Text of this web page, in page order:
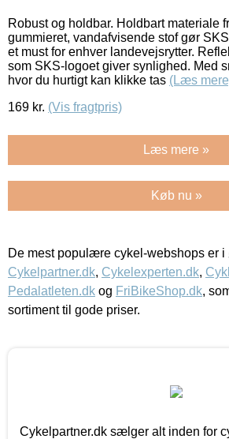
Robust og holdbar. Holdbart materiale
gummieret, vandafvisende stof gør
et must for enhver landevejsrytter.
som SKS-logoet giver synlighed. Med
hvor du hurtigt kan klikke tas (Læs
169 kr. (Vis fragtpris)
Læs mere »
Køb nu »
De mest populære cykel-webshops er
Cykelpartner.dk, Cykelexperten.dk,
Pedalatleten.dk og FriBikeShop.dk,
sortiment til gode priser.
Cykelpartner.dk sælger alt inden for